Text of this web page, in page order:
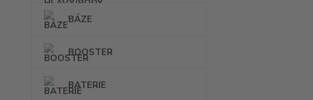
BÁZE
BOOSTER
BATERIE